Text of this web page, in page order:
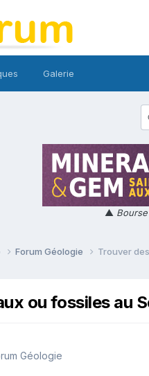
Galerie
▲
Forum Géologie Trouver
ou fossiles au
Géologie